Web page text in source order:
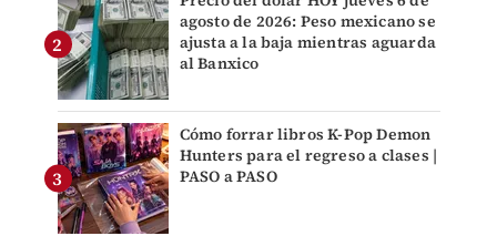
agosto de 2026: Peso mexicano se
ajusta a la baja mientras aguarda
al Banxico
Cómo forrar libros K-Pop Demon
Hunters para el regreso a clases |
PASO a PASO